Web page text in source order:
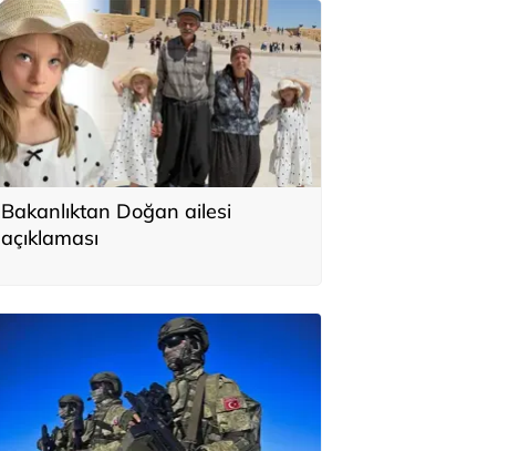
Bakanlıktan Doğan ailesi
açıklaması